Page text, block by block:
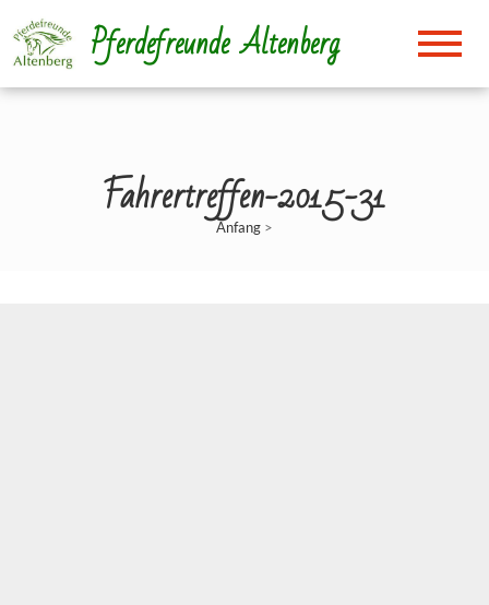
zum
Inhalt
Pferdefreunde Altenberg
Fahrertreffen-2015-31
Anfang >